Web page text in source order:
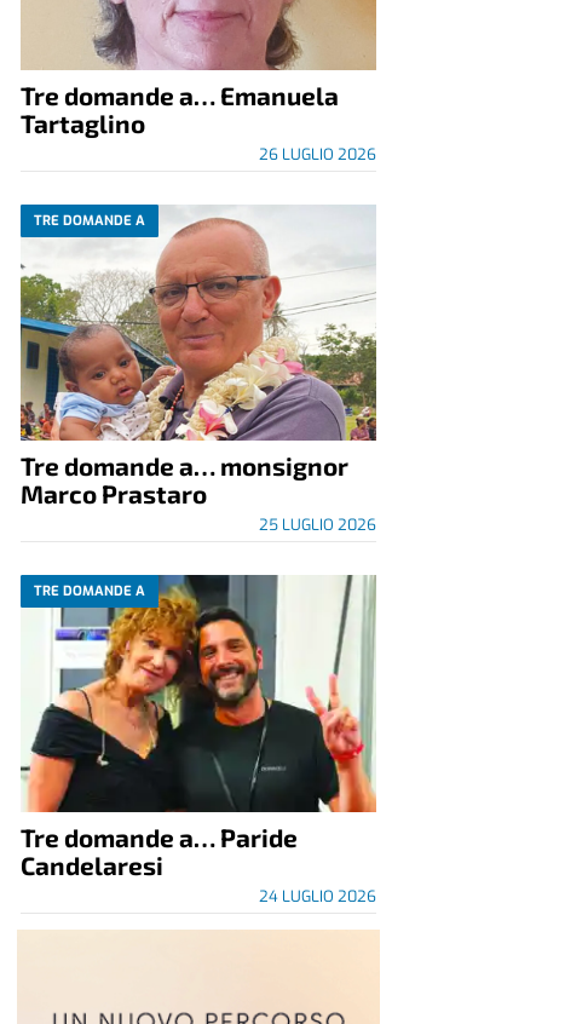
Tre domande a… Emanuela
Tartaglino
26 LUGLIO 2026
TRE DOMANDE A
Tre domande a… monsignor
Marco Prastaro
25 LUGLIO 2026
TRE DOMANDE A
Tre domande a… Paride
Candelaresi
24 LUGLIO 2026